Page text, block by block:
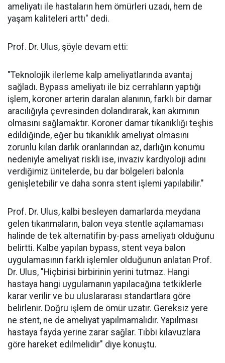
ameliyatı ile hastaların hem ömürleri uzadı, hem de
yaşam kaliteleri arttı" dedi.
Prof. Dr. Ulus, şöyle devam etti:
"Teknolojik ilerleme kalp ameliyatlarında avantaj
sağladı. Bypass ameliyatı ile biz cerrahların yaptığı
işlem, koroner arterin daralan alanının, farklı bir damar
aracılığıyla çevresinden dolandırarak, kan akımının
olmasını sağlamaktır. Koroner damar tıkanıklığı teşhis
edildiğinde, eğer bu tıkanıklık ameliyat olmasını
zorunlu kılan darlık oranlarından az, darlığın konumu
nedeniyle ameliyat riskli ise, invaziv kardiyoloji adını
verdiğimiz ünitelerde, bu dar bölgeleri balonla
genişletebilir ve daha sonra stent işlemi yapılabilir."
Prof. Dr. Ulus, kalbi besleyen damarlarda meydana
gelen tıkanmaların, balon veya stentle açılamaması
halinde de tek alternatifin by-pass ameliyatı olduğunu
belirtti. Kalbe yapılan bypass, stent veya balon
uygulamasının farklı işlemler olduğunun anlatan Prof.
Dr. Ulus, "Hiçbirisi birbirinin yerini tutmaz. Hangi
hastaya hangi uygulamanın yapılacağına tetkiklerle
karar verilir ve bu uluslararası standartlara göre
belirlenir. Doğru işlem de ömür uzatır. Gereksiz yere
ne stent, ne de ameliyat yapılmamalıdır. Yapılması
hastaya fayda yerine zarar sağlar. Tıbbi kılavuzlara
göre hareket edilmelidir" diye konuştu.